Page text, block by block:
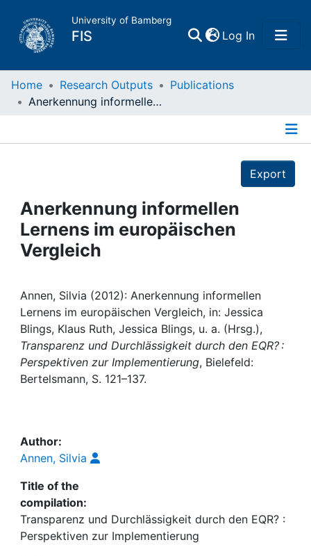
University of Bamberg
FIS Log In(current)
Home
Projects
People
Awards
My FIS
Help
Home Research Outputs
Publications
Anerkennung informellen Lernens im europäischen Vergleich
Export
Anerkennung informellen
Lernens im europäischen
Vergleich
Annen, Silvia (2012): Anerkennung informellen
Lernens im europäischen Vergleich, in: Jessica
Blings, Klaus Ruth, Jessica Blings, u. a. (Hrsg.),
Transparenz und Durchlässigkeit durch den EQR? :
Perspektiven zur Implementierung, Bielefeld:
Bertelsmann, S. 121–137.
Author:
Annen, Silvia
Title of the
compilation:
Transparenz und Durchlässigkeit durch den EQR? :
Perspektiven zur Implementierung